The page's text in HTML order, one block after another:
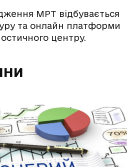
МРТ відбувається
та онлайн платформи
центру.